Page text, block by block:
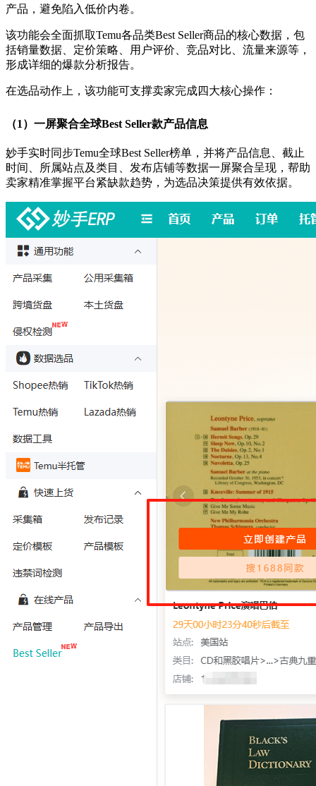
产品，避免陷入低价内卷。
该功能会全面抓取Temu各品类Best Seller商品的核心数据，包
括销量数据、定价策略、用户评价、竞品对比、流量来源等，
形成详细的爆款分析报告。
在选品动作上，该功能可支撑卖家完成四大核心操作：
（1）一屏聚合全球Best Seller款产品信息
妙手实时同步Temu全球Best Seller榜单，并将产品信息、截止
时间、所属站点及类目、发布店铺等数据一屏聚合呈现，帮助
卖家精准掌握平台紧缺款趋势，为选品决策提供有效依据。